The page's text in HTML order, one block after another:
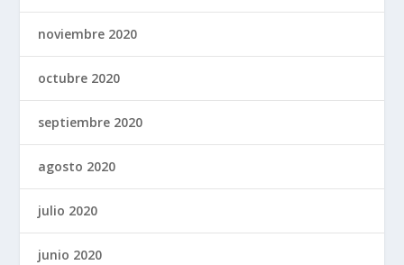
noviembre 2020
octubre 2020
septiembre 2020
agosto 2020
julio 2020
junio 2020